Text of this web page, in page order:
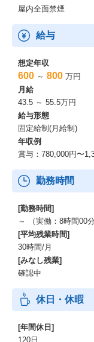
・「プロジェクトの
じてリモートワーク
います
・「組織の成果が出
と」の2点を見て、リ
・入社時点のオンボ
進における会議など
良い成果につながる
集まることもあります
・居住地や出社頻度
アや配属先のプロジ
め、面談や選考を通
きたいと思っていま
【実態】
・全体の約80％が週
働く魅力とキャリアパ
・専門性を武器にし
LITALICOでは、特定
等）を極めたメンバ
担う実績が多数あり
実際に「EMがPdM
専門技術の延長線上
シップ発揮の成功パ
屋内全面禁煙
給与
想定年収
600 ～ 800 万円
月給
43.5 ～ 55.5万円
給与形態
固定給制(月給制)
年収例
賞与：780,000円〜
勤務時間
[勤務時間]
～ （実働：8時間00
[平均残業時間]
30時間/月
[みなし残業]
確認中
休日・休暇
[年間休日]
120日